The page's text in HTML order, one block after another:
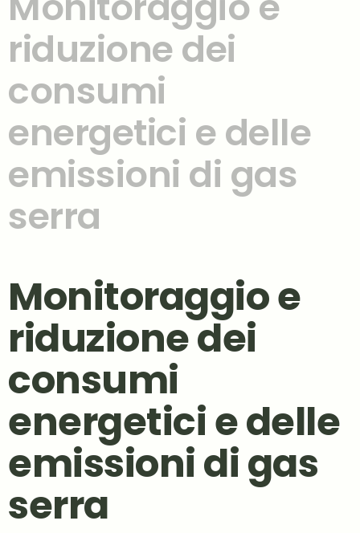
riduzione dei
consumi
energetici e delle
emissioni di gas
serra
Monitoraggio e
riduzione dei
consumi
energetici e delle
emissioni di gas
serra